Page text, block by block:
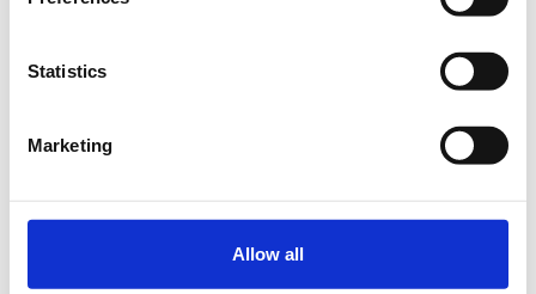
Statistics
Marketing
Allow all
για τις ανάγκες του ρεπορτάζ
εγγραφών έχει